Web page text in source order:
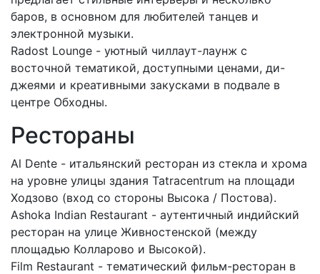
баров, в основном для любителей танцев и
электронной музыки.
Radost Lounge - уютный чиллаут-лаунж с
восточной тематикой, доступными ценами, ди-
джеями и креативными закусками в подвале в
центре Обходны.
Рестораны
Al Dente - итальянский ресторан из стекла и хрома
на уровне улицы здания Tatracentrum на площади
Ходзово (вход со стороны Высока / Постова).
Ashoka Indian Restaurant - аутентичный индийский
ресторан на улице Живностенской (между
площадью Колларово и Высокой).
Film Restaurant - тематический фильм-ресторан в